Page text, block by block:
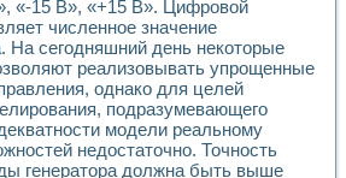
«-15 В», «+15 В». Цифровой
численное значение
На сегодняшний день некоторые
реализовывать упрощенные
однако для целей
подразумевающего
модели реальному
недостаточно. Точность
генератора должна быть выше